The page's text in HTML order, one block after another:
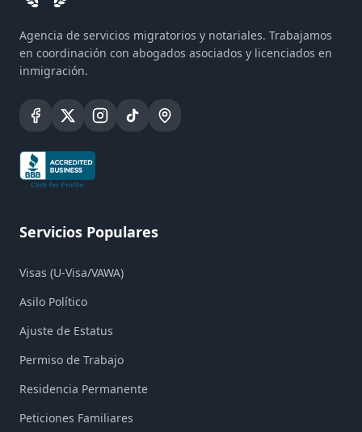
Agencia de servicios migratorios y notariales. Trabajamos
en coordinación con abogados asociados y licenciados en
inmigración.
Servicios Populares
Visas (U-Visa/VAWA)
Asilo Político
Ajuste de Estatus
Permiso de Trabajo
Residencia Permanente
Peticiones Familiares